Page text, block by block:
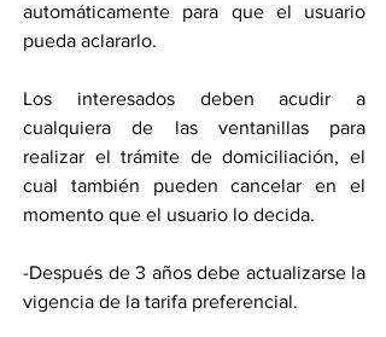
automáticamente para que el usuario
pueda aclararlo.
Los interesados deben acudir a
cualquiera de las ventanillas para
realizar el trámite de domiciliación, el
cual también pueden cancelar en el
momento que el usuario lo decida.
-Después de 3 años debe actualizarse la
vigencia de la tarifa preferencial.